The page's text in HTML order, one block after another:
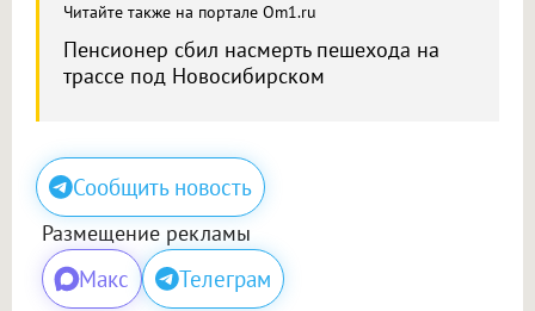
Читайте также на портале Om1.ru
Пенсионер сбил насмерть пешехода на
трассе под Новосибирском
Сообщить новость
Размещение рекламы
Макс Телеграм